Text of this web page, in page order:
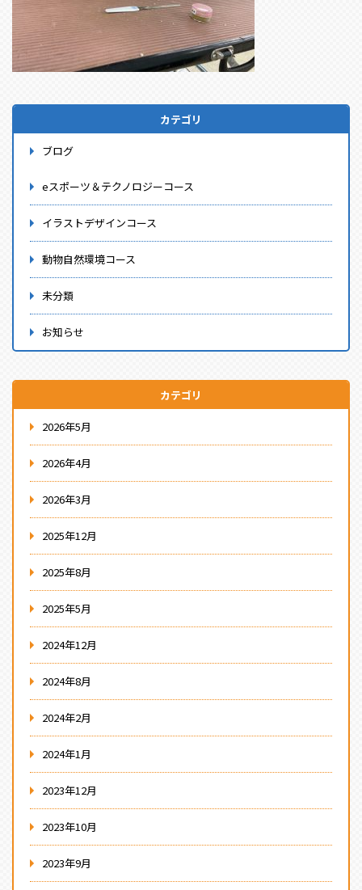
カテゴリ
ブログ
eスポーツ＆テクノロジーコース
イラストデザインコース
動物自然環境コース
未分類
お知らせ
カテゴリ
2026年5月
2026年4月
2026年3月
2025年12月
2025年8月
2025年5月
2024年12月
2024年8月
2024年2月
2024年1月
2023年12月
2023年10月
2023年9月